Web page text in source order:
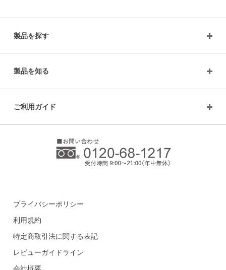
製品を探す
製品を知る
ご利用ガイド
プライバシーポリシー
利用規約
特定商取引法に関する表記
レビューガイドライン